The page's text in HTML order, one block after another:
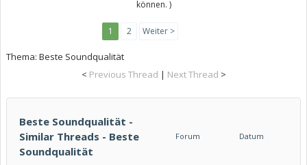
können. )
1 2 Weiter >
Thema: Beste Soundqualität
< Previous Thread | Next Thread >
Beste Soundqualität -
Similar Threads - Beste
Soundqualität
Forum Datum